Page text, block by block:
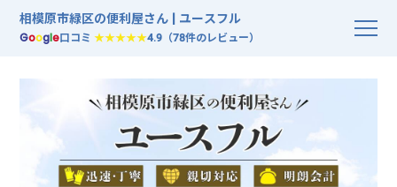
相模原市緑区の便利屋さん | ユースフル
Google口コミ★★★★★4.9（78件のレビュー）